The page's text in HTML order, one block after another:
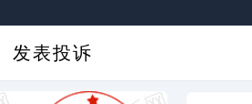
发表投诉